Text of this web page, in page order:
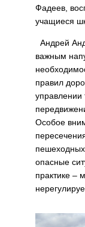
Фадеев,
учащиеся
Андрей
важным
правил
управлении
Особое
опасные
практике –